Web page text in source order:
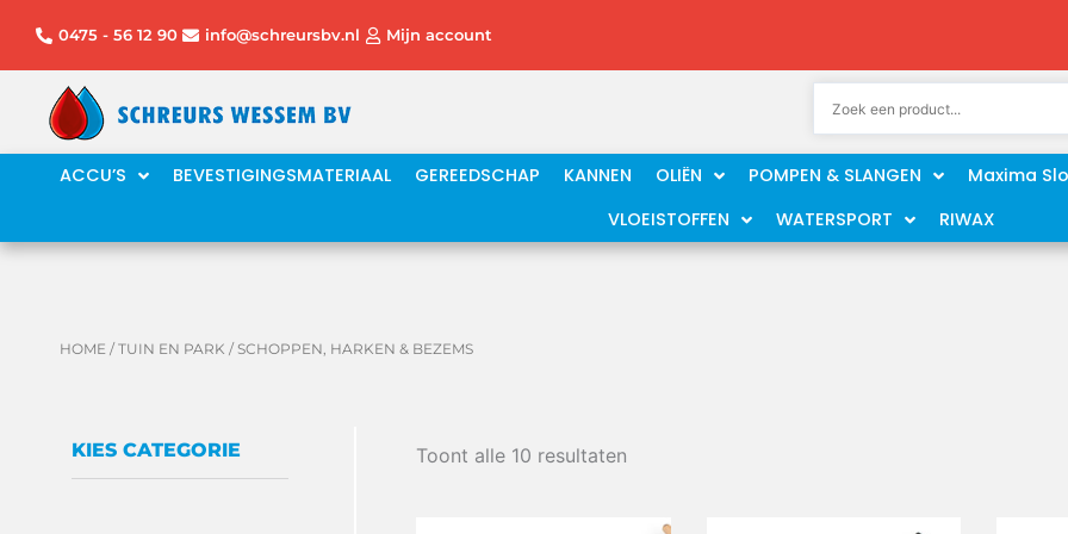
de
inhoud
0475 - 56 12 90 info@schreursbv.nl Mijn account
ACCU’S BEVESTIGINGSMATERIAAL GEREEDSCHAP KANNEN OLIËN POMPEN & SLANGEN Maxima
VLOEISTOFFEN
WATERSPORT RIWAX
HOME /TUIN EN PARK / SCHOPPEN, HARKEN & BEZEMS
KIES CATEGORIE Toont alle 10 resultaten